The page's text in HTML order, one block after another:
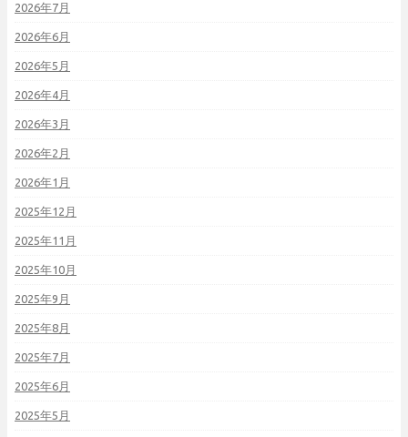
2026年7月
2026年6月
2026年5月
2026年4月
2026年3月
2026年2月
2026年1月
2025年12月
2025年11月
2025年10月
2025年9月
2025年8月
2025年7月
2025年6月
2025年5月